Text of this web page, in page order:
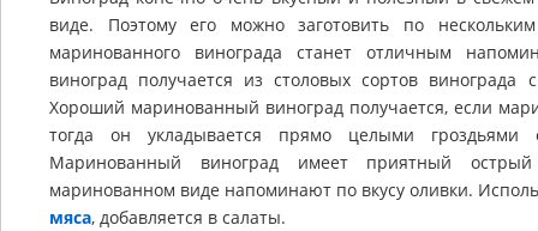
виде. Поэтому его можно заготовить по
маринованного винограда станет отличным
виноград получается из столовых сортов
Хороший маринованный виноград получается, если
тогда он укладывается прямо целыми
Маринованный виноград имеет приятный
маринованном виде напоминают по вкусу оливки.
мяса, добавляется в салаты.